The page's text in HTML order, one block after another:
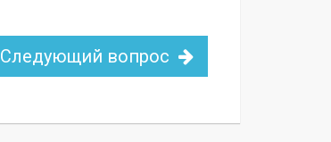
Следующий вопрос